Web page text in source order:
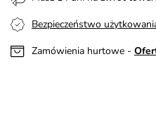
Bezpieczeństwo
Zamówienia hurtowe -